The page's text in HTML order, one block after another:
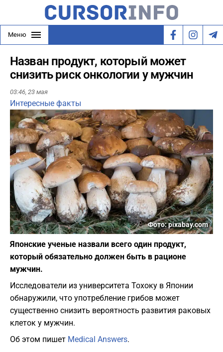
Меню
Назван продукт, который может
снизить риск онкологии у мужчин
03:46, 23 мая
Интересные факты
Фото: pixabay.com
Японские ученые назвали всего один продукт,
который обязательно должен быть в рационе
мужчин.
Исследователи из университета Тохоку в Японии
обнаружили, что употребление грибов может
существенно снизить вероятность развития раковых
клеток у мужчин.
Об этом пишет Medical Answers.